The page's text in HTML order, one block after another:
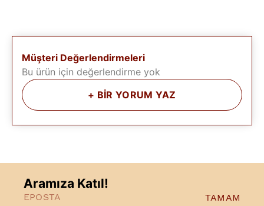
Müşteri Değerlendirmeleri
Bu ürün için değerlendirme yok
+ BİR YORUM YAZ
Aramıza Katıl!
TAMAM